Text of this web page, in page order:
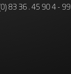
83 36 . 45 90 4 - 99